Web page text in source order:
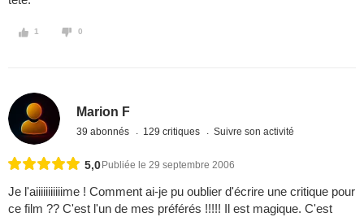
1 0
Marion F
39 abonnés 129 critiques Suivre son activité
5,0 Publiée le 29 septembre 2006
Je l'aiiiiiiiiiiime ! Comment ai-je pu oublier d'écrire une critique pour
ce film ?? C'est l'un de mes préférés !!!!! Il est magique. C'est